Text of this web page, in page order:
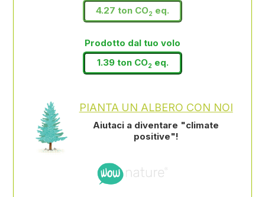
4.27 ton CO2 eq.
Prodotto dal tuo volo
1.39 ton CO2 eq.
PIANTA UN ALBERO CON NOI
Aiutaci a diventare "climate
positive"!